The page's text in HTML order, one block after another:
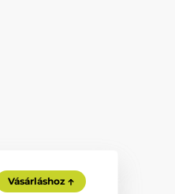
Vásárláshoz